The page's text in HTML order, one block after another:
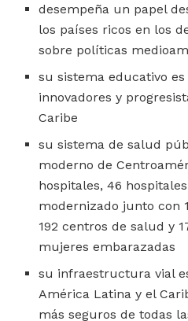
desempeña un papel
los países ricos en los
sobre políticas
su sistema educativo
innovadores y
Caribe
su sistema de salud
moderno de
hospitales, 46
modernizado junto con
192 centros de salud y
mujeres embarazadas
su infraestructura vial
América Latina y el
más seguros de todas